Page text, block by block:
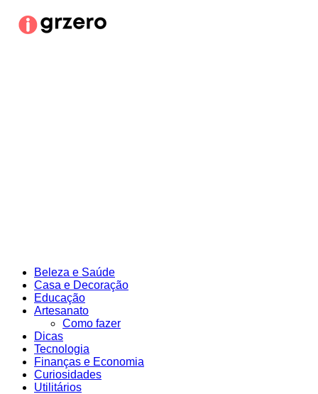
para
Beleza e Saúde
Casa e Decoração
Educação
Artesanato
Como fazer
Dicas
Tecnologia
Finanças e Economia
Curiosidades
Utilitários